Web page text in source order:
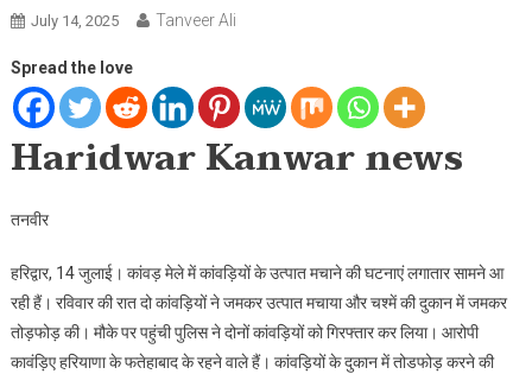
July 14, 2025 Tanveer Ali
Spread the love
Haridwar Kanwar news
तनवीर
हरिद्वार, 14 जुलाई। कांवड़ मेले में कांवड़ियों के उत्पात मचाने की घटनाएं लगातार सामने आ
रही हैं। रविवार की रात दो कांवड़ियों ने जमकर उत्पात मचाया और चश्में की दुकान में जमकर
तोड़फोड़ की। मौके पर पहुंची पुलिस ने दोनों कांवड़ियों को गिरफ्तार कर लिया। आरोपी
कावंड़िए हरियाणा के फतेहाबाद के रहने वाले हैं। कांवड़ियों के दुकान में तोडफोड़ करने की